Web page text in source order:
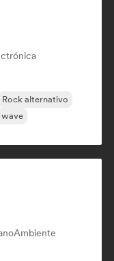
Rock alternativo
Ambiente